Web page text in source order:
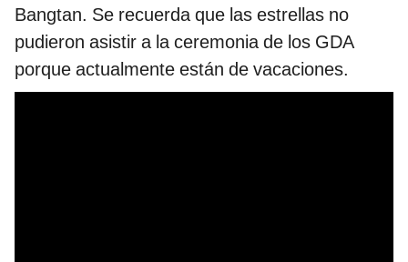
Bangtan. Se recuerda que las estrellas no
pudieron asistir a la ceremonia de los GDA
porque actualmente están de vacaciones.